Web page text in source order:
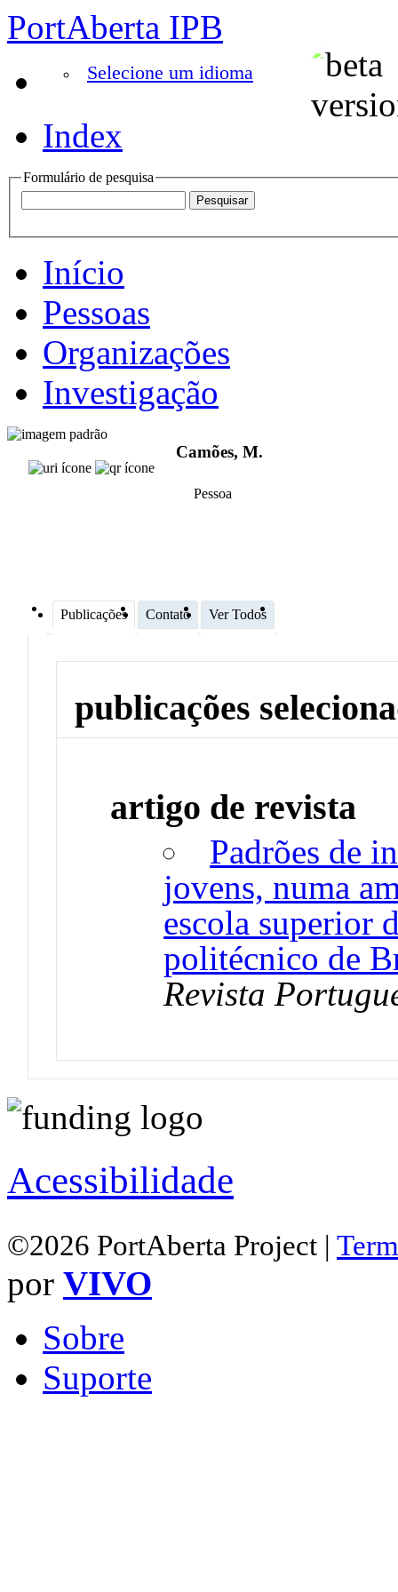
PortAberta IPB
Selecione um idioma
Index
Formulário de pesquisa
Início
Pessoas
Organizações
Investigação
Camões, M.
Pessoa
Publicações Contato Ver Todos
publicações
artigo de revista
Padrões de
jovens, numa
escola superior
politécnico de
Revista
Acessibilidade
©2026 PortAberta Project |
por VIVO
Sobre
Suporte